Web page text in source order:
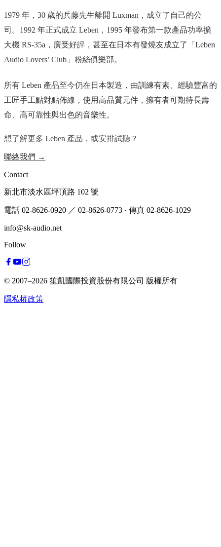
1979 年，30 歲的兵藤先生離開 Luxman，成立了自己的公
司。1992 年正式成立 Leben，1995 年發布第一款產品功率擴
大機 RS-35a，廣受好評，甚至在日本有發燒友成立了「Leben
Audio Lovers’ Club」粉絲俱樂部。
所有 Leben 產品至今仍在日本製造，由訓練有素、經驗豐富的
工匠手工點對點佈線，使用高品質元件，擁有者可期待長壽
命、高可靠性與出色的音樂性。
想了解更多 Leben 產品，或安排試聽？
聯絡我們 →
Contact
新北市淡水區坪頂路 102 號
電話 02-8626-0920 ／ 02-8626-0773 · 傳真 02-8626-1029
info@sk-audio.net
Follow
© 2007–2026 笙凱國際投資股份有限公司 版權所有
隱私權政策